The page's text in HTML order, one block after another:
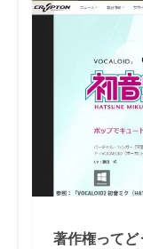
著作権ってど